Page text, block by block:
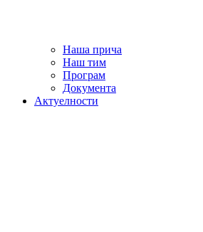
Наша прича
Наш тим
Програм
Документа
Актуелности